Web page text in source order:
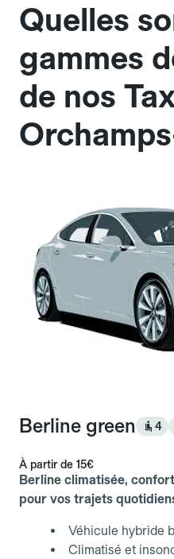
Quelles
gammes
de nos
Berline green 4
À partir de 15€
Berline climatisée,
pour vos trajets
Véhicule hybride
Climatisé et